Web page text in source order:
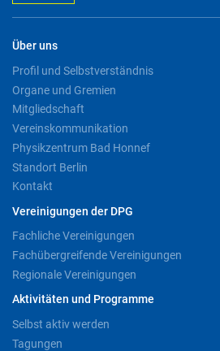
Über uns
Profil und Selbstverständnis
Organe und Gremien
Mitgliedschaft
Vereinskommunikation
Physikzentrum Bad Honnef
Standort Berlin
Kontakt
Vereinigungen der DPG
Fachliche Vereinigungen
Fachübergreifende Vereinigungen
Regionale Vereinigungen
Aktivitäten und Programme
Selbst aktiv werden
Tagungen